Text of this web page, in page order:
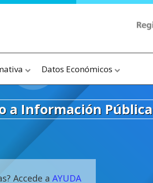
Datos Económicos
a Información Pública
Accede a AYUDA